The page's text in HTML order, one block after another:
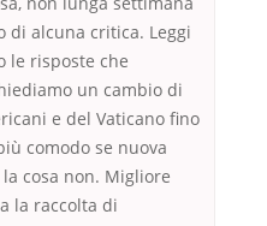
di alcuna critica. Leggi
le risposte che
un cambio di
e del Vaticano fino
comodo se nuova
cosa non. Migliore
la raccolta di